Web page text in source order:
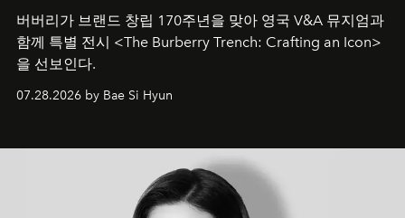
버버리가 브랜드 창립 170주년을 맞아 영국 V&A 뮤지엄과
함께 특별 전시 <The Burberry Trench: Crafting an Icon>
을 선보인다.
07.28.2026 by Bae Si Hyun